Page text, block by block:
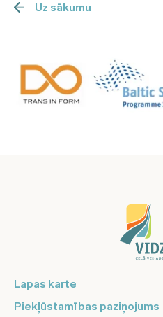
Uz sākumu
Lapas karte
Piekļūstamības paziņojums